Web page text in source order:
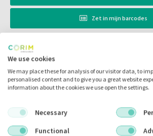
Zet inmijn barcodes
Artikelnr.:
Merk:
Coltene/
Code fabrikant:
P885
Inhoud:
10.00 stuks
Voorraad:
We use cookies
We may place these for analysis of our visitor data, to
personalised content and to give you a great website
information about the cookies we use open the settings.
Necessary
Functional